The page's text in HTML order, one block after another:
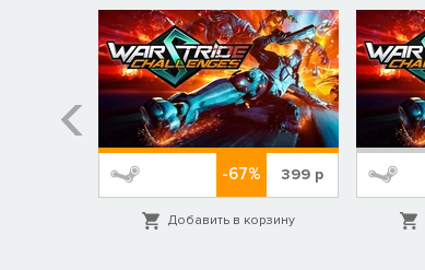
Механика качелей
-67% 399 р
Добавить в корзину